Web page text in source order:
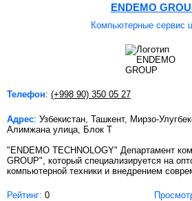
ENDEMO
Компьютерные сервис
Телефон: (+998 90) 350 05 27
Адрес: Узбекистан, Ташкент, Мирзо-
Алимжана улица, Блок Т
"ENDEMO TECHNOLOGY" Департамент
GROUP", который специализируется на
компьютерной техники и внедрением
Рейтинг: 0